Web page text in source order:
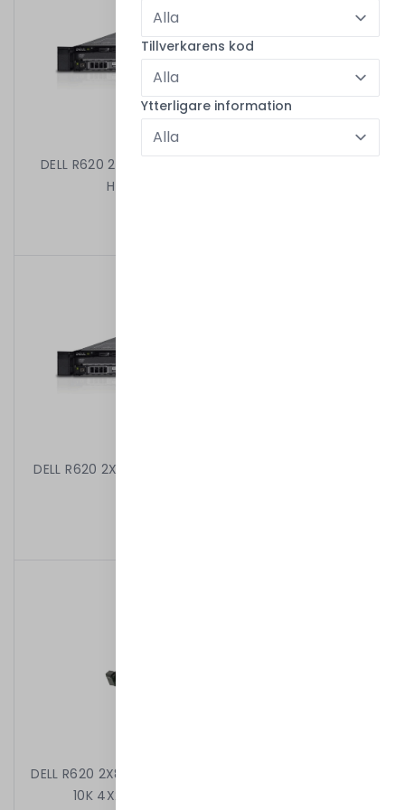
DELL R620 2X8C E5-2650 V2 2.60 GHz 64GB 8X2,5"
H710 MINI 2X750W iDRAC7ENT
DELL R620 2X6C E5-2630L 2.00 GHz 16GB 8X2,5" H710
DELL R620 2X8C E5-2650 V2 2.60 GHz 64GB 2X900GB
10K 4X2,5" H310 MINI 2X750W iDRAC7ENT
Tillverkarens kod
Ytterligare information